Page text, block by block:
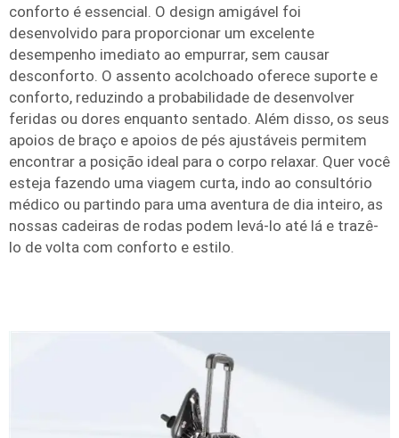
conforto é essencial. O design amigável foi
desenvolvido para proporcionar um excelente
desempenho imediato ao empurrar, sem causar
desconforto. O assento acolchoado oferece suporte e
conforto, reduzindo a probabilidade de desenvolver
feridas ou dores enquanto sentado. Além disso, os seus
apoios de braço e apoios de pés ajustáveis permitem
encontrar a posição ideal para o corpo relaxar. Quer você
esteja fazendo uma viagem curta, indo ao consultório
médico ou partindo para uma aventura de dia inteiro, as
nossas cadeiras de rodas podem levá-lo até lá e trazê-
lo de volta com conforto e estilo.